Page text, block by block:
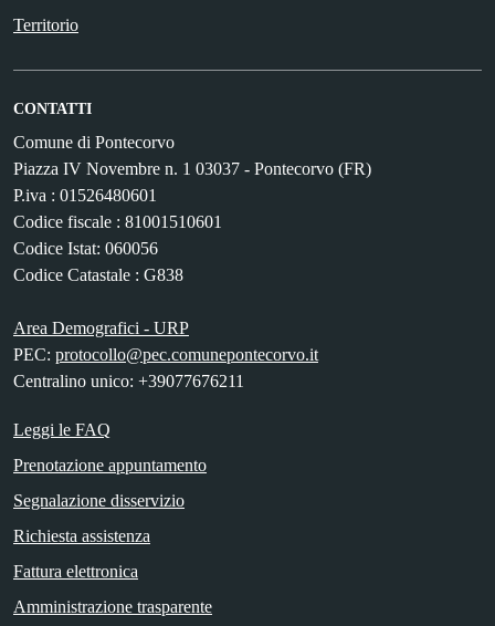
Territorio
CONTATTI
Comune di Pontecorvo
Piazza IV Novembre n. 1 03037 - Pontecorvo (FR)
P.iva : 01526480601
Codice fiscale : 81001510601
Codice Istat: 060056
Codice Catastale : G838
Area Demografici - URP
PEC: protocollo@pec.comunepontecorvo.it
Centralino unico: +39077676211
Leggi le FAQ
Prenotazione appuntamento
Segnalazione disservizio
Richiesta assistenza
Fattura elettronica
Amministrazione trasparente